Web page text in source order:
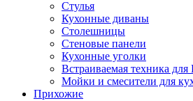
Стулья
Кухонные диваны
Столешницы
Стеновые панели
Кухонные уголки
Встраиваемая техника для
Мойки и смесители для
Прихожие